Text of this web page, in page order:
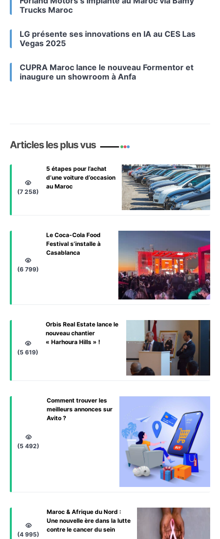
Trucks Maroc
LG présente ses innovations en IA au CES Las
Vegas 2025
CUPRA Maroc lance le nouveau Formentor et
inaugure un showroom à Anfa
Articles les plus vus
5 étapes pour l’achat
d’une voiture d’occasion
au Maroc
(7 258)
Le Coca-Cola Food
Festival s’installe à
Casablanca
(6 799)
Orbis Real Estate lance le
nouveau chantier
« Harhoura Hills » !
(5 619)
Comment trouver les
meilleurs annonces sur
Avito ?
(5 492)
Maroc & Afrique du Nord :
Une nouvelle ère dans la lutte
contre le cancer du sein
(4 995)